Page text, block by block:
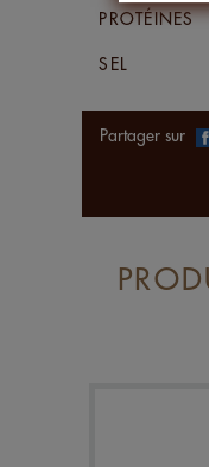
PROTÉINES
SEL
Partager sur